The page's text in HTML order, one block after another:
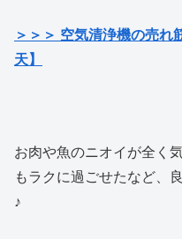
＞＞＞ 空気清浄機の売れ
天】
お肉や魚のニオイが全く
もラクに過ごせたなど、
♪